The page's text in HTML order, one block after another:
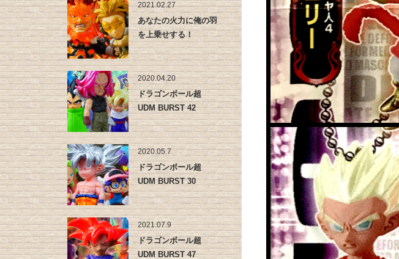
2021.02.27
あなたの火力に俺の羽
を上乗せする！
2020.04.20
ドラゴンボール超
UDM BURST 42
2020.05.7
ドラゴンボール超
UDM BURST 30
2021.07.9
ドラゴンボール超
UDM BURST 47